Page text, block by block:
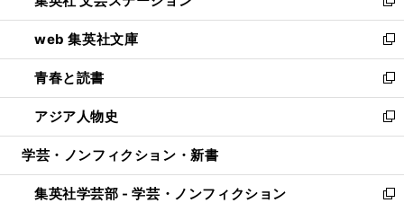
ン
ド
ウ
で
開
く
い
ウ
ィ
ン
ド
ウ
で
開
新
し
い
ウ
ィ
ン
ド
ウ
開
く
web 集英社文庫
新
し
い
ウ
ィ
ン
ウ
で
青春と読書
新
し
い
ウ
ン
ド
アジア人物史
新
し
ウ
ィ
学芸・ノンフィクション・新書
集英社学芸部 - 学芸・ノンフィクション
新